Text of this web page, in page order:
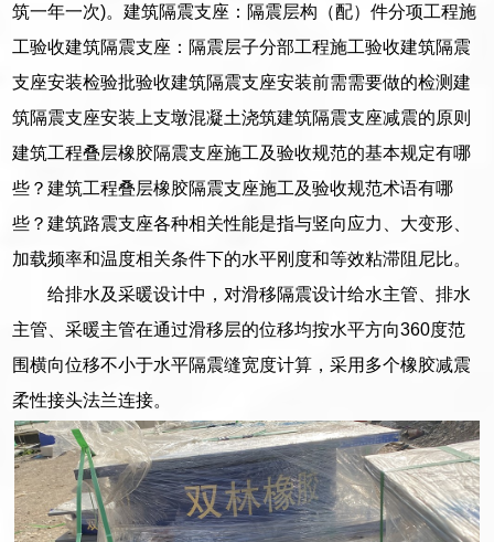
筑一年一次)。建筑隔震支座：隔震层构（配）件分项工程施
工验收建筑隔震支座：隔震层子分部工程施工验收建筑隔震
支座安装检验批验收建筑隔震支座安装前需需要做的检测建
筑隔震支座安装上支墩混凝土浇筑建筑隔震支座减震的原则
建筑工程叠层橡胶隔震支座施工及验收规范的基本规定有哪
些？建筑工程叠层橡胶隔震支座施工及验收规范术语有哪
些？建筑路震支座各种相关性能是指与竖向应力、大变形、
加载频率和温度相关条件下的水平刚度和等效粘滞阻尼比。
给排水及采暖设计中，对滑移隔震设计给水主管、排水
主管、采暖主管在通过滑移层的位移均按水平方向360度范
围横向位移不小于水平隔震缝宽度计算，采用多个橡胶减震
柔性接头法兰连接。